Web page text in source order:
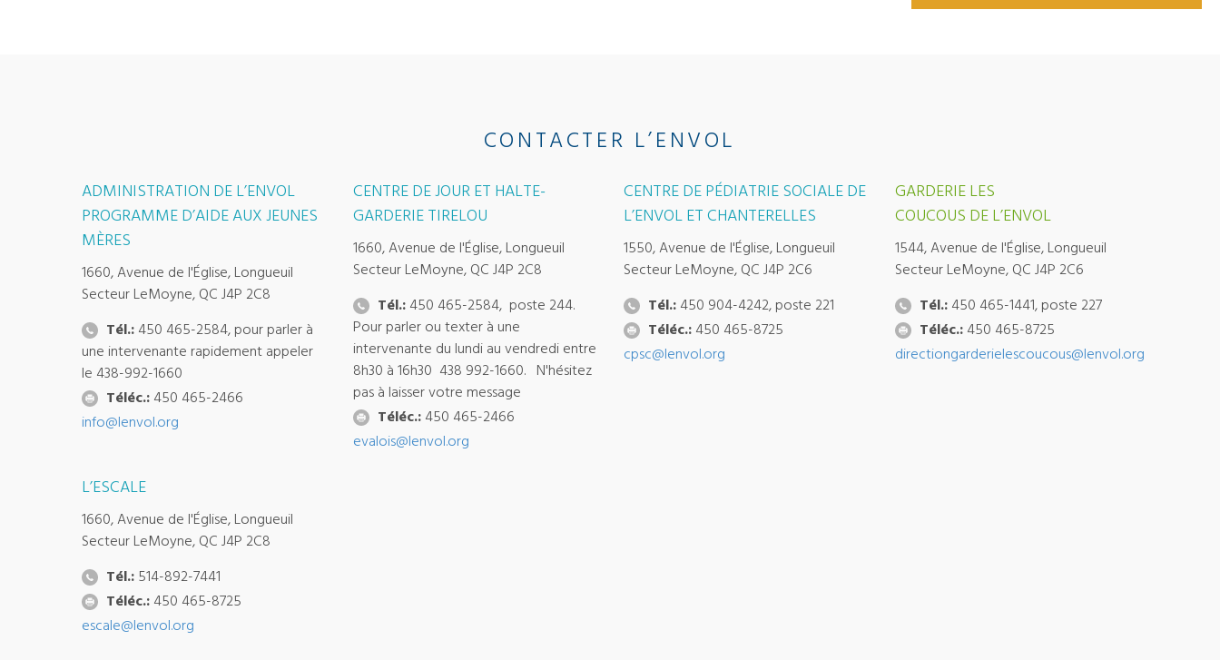
CONTACTER L’ENVOL
ADMINISTRATION DE L’ENVOL
PROGRAMME D’AIDE AUX JEUNES
MÈRES
1660, Avenue de l'Église, Longueuil
Secteur LeMoyne, QC J4P 2C8
Tél.: 450 465-2584, pour parler à
une intervenante rapidement appeler
le 438-992-1660
Téléc.: 450 465-2466
info@lenvol.org
CENTRE DE JOUR ET HALTE-
GARDERIE TIRELOU
1660, Avenue de l'Église, Longueuil
Secteur LeMoyne, QC J4P 2C8
Tél.:450 465-2584, poste 244.
Pour parler ou texter à une
intervenante du lundi au vendredi entre
8h30 à 16h30 438 992-1660. N'hésitez
pas à laisser votre message
Téléc.:450 465-2466
evalois@lenvol.org
CENTRE DE PÉDIATRIE SOCIALE DE
L’ENVOL ET CHANTERELLES
1550, Avenue de l'Église, Longueuil
Secteur LeMoyne, QC J4P 2C6
Tél.: 450 904-4242, poste 221
Téléc.: 450 465-8725
cpsc@lenvol.org
GARDERIE LES
COUCOUS DE L’ENVOL
1544, Avenue de l'Église, Longueuil
Secteur LeMoyne, QC J4P 2C6
Tél.:450 465-1441, poste 227
Téléc.:450 465-8725
directiongarderielescoucous@lenvol.org
L’ESCALE
1660, Avenue de l'Église, Longueuil
Secteur LeMoyne, QC J4P 2C8
Tél.: 514-892-7441
Téléc.: 450 465-8725
escale@lenvol.org